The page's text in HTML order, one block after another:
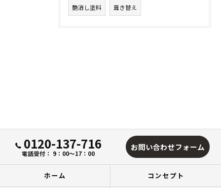
艶消し塗料 葺き替え
0120-137-716
電話受付： 9：00～17：00
お問い合わせフォーム
ホーム コンセプト